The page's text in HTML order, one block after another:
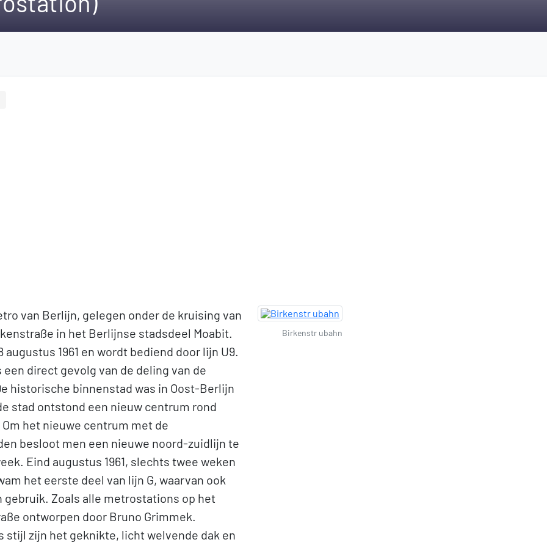
van Berlijn, gelegen onder de kruising van
in het Berlijnse stadsdeel Moabit.
1961 en wordt bediend door lijn U9.
een direct gevolg van de deling van de
historische binnenstad was in Oost-Berlijn
stad ontstond een nieuw centrum rond
het nieuwe centrum met de
besloot men een nieuwe noord-zuidlijn te
Eind augustus 1961, slechts twee weken
het eerste deel van lijn G, waarvan ook
Zoals alle metrostations op het
ontworpen door Bruno Grimmek.
stijl zijn het geknikte, licht welvende dak en
Birkenstr ubahn